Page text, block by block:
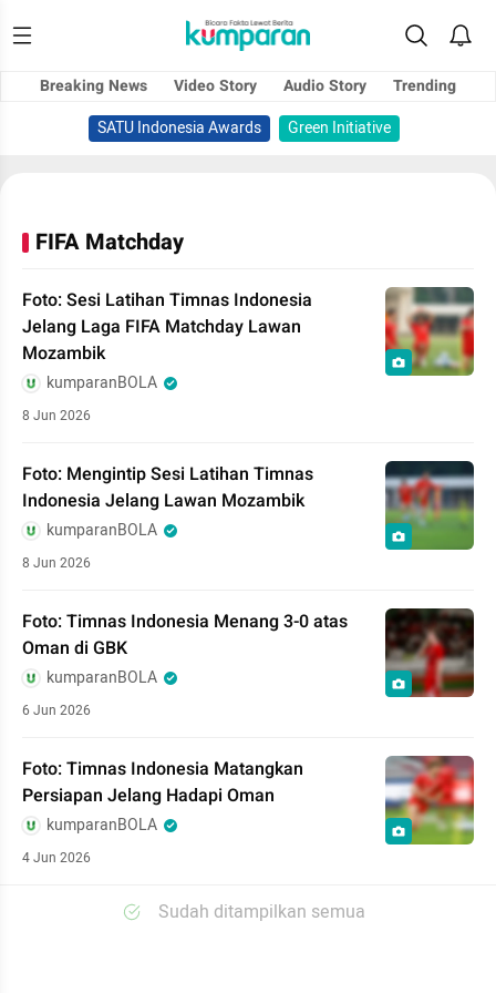
Breaking News Video Story Audio Story
Trending
SATU Indonesia Awards
Green Initiative
FIFA Matchday
Foto: Sesi Latihan Timnas Indonesia
Jelang Laga FIFA Matchday Lawan
Mozambik
kumparanBOLA
8 Jun 2026
Foto: Mengintip Sesi Latihan Timnas
Indonesia Jelang Lawan Mozambik
kumparanBOLA
8 Jun 2026
Foto: Timnas Indonesia Menang 3-0 atas
Oman di GBK
kumparanBOLA
6 Jun 2026
Foto: Timnas Indonesia Matangkan
Persiapan Jelang Hadapi Oman
kumparanBOLA
4 Jun 2026
Sudah ditampilkan semua